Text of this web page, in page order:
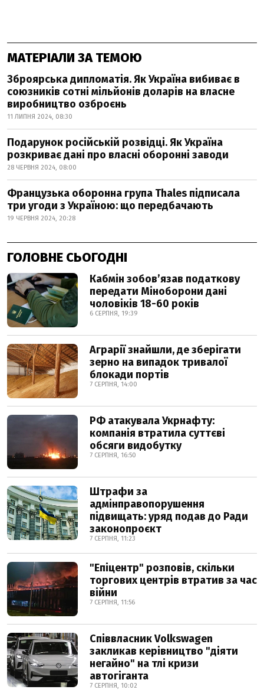
МАТЕРІАЛИ ЗА ТЕМОЮ
Зброярська дипломатія. Як Україна вибиває в
союзників сотні мільйонів доларів на власне
виробництво озброєнь
11 ЛИПНЯ 2024, 08:30
Подарунок російській розвідці. Як Україна
розкриває дані про власні оборонні заводи
28 ЧЕРВНЯ 2024, 08:00
Французька оборонна група Thales підписала
три угоди з Україною: що передбачають
19 ЧЕРВНЯ 2024, 20:28
ГОЛОВНЕ СЬОГОДНІ
Кабмін зобовʼязав податкову
передати Міноборони дані
чоловіків 18-60 років
6 СЕРПНЯ, 19:39
Аграрії знайшли, де зберігати
зерно на випадок тривалої
блокади портів
7 СЕРПНЯ, 14:00
РФ атакувала Укрнафту:
компанія втратила суттєві
обсяги видобутку
7 СЕРПНЯ, 16:50
Штрафи за
адмінправопорушення
підвищать: уряд подав до Ради
законопроєкт
7 СЕРПНЯ, 11:23
"Епіцентр" розповів, скільки
торгових центрів втратив за час
війни
7 СЕРПНЯ, 11:56
Співвласник Volkswagen
закликав керівництво "діяти
негайно" на тлі кризи
автогіганта
7 СЕРПНЯ, 10:02